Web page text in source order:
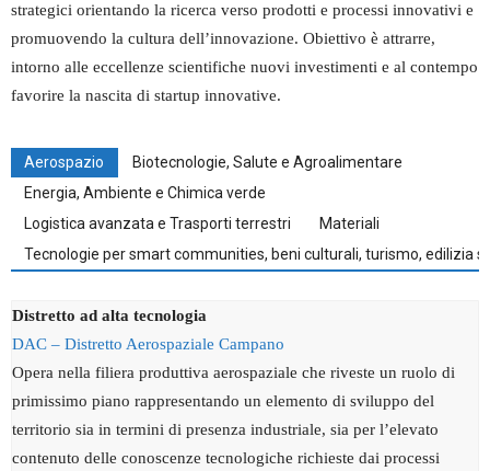
strategici orientando la ricerca verso prodotti e processi innovativi e
promuovendo la cultura dell’innovazione. Obiettivo è attrarre,
intorno alle eccellenze scientifiche nuovi investimenti e al contempo
favorire la nascita di startup innovative.
Aerospazio
Biotecnologie, Salute e Agroalimentare
Energia, Ambiente e Chimica verde
Logistica avanzata e Trasporti terrestri
Materiali
Tecnologie per smart communities, beni culturali, turismo, edilizia
Distretto ad alta tecnologia
DAC – Distretto Aerospaziale Campano
Opera nella filiera produttiva aerospaziale che riveste un ruolo di
primissimo piano rappresentando un elemento di sviluppo del
territorio sia in termini di presenza industriale, sia per l’elevato
contenuto delle conoscenze tecnologiche richieste dai processi